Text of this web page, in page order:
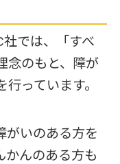
では、「すべ
念のもと、障が
っています。
がいのある方を
かんのある方も